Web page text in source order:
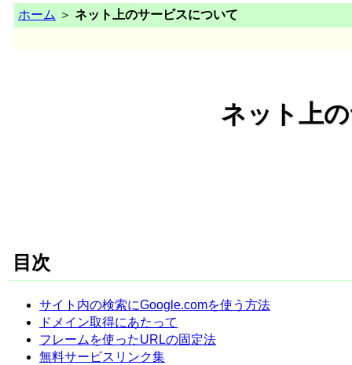
ホーム ＞ ネット上のサービスについて
ネット上
目次
サイト内の検索にGoogle.comを使う方法
ドメイン取得にあたって
フレームを使ったURLの固定法
無料サービスリンク集